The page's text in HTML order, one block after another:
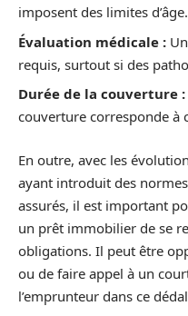
imposent des limites d’âge.
Évaluation médicale :
requis, surtout si des
Durée de la couverture :
couverture corresponde à
En outre, avec les
ayant introduit des
assurés, il est important
un prêt immobilier de se
obligations. Il peut être
ou de faire appel à un
l’emprunteur dans ce